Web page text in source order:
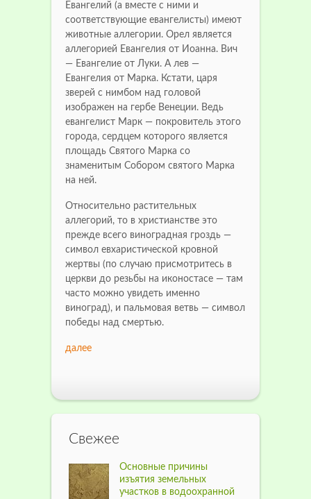
Евангелий (а вместе с ними и
соответствующие евангелисты) имеют
животные аллегории. Орел является
аллегорией Евангелия от Иоанна. Вич
— Евангелие от Луки. А лев —
Евангелия от Марка. Кстати, царя
зверей с нимбом над головой
изображен на гербе Венеции. Ведь
евангелист Марк — покровитель этого
города, сердцем которого является
площадь Святого Марка со
знаменитым Собором святого Марка
на ней.
Относительно растительных
аллегорий, то в христианстве это
прежде всего виноградная гроздь —
символ евхаристической кровной
жертвы (по случаю присмотритесь в
церкви до резьбы на иконостасе — там
часто можно увидеть именно
виноград), и пальмовая ветвь — символ
победы над смертью.
далее
Свежее
Основные причины
изъятия земельных
участков в водоохранной